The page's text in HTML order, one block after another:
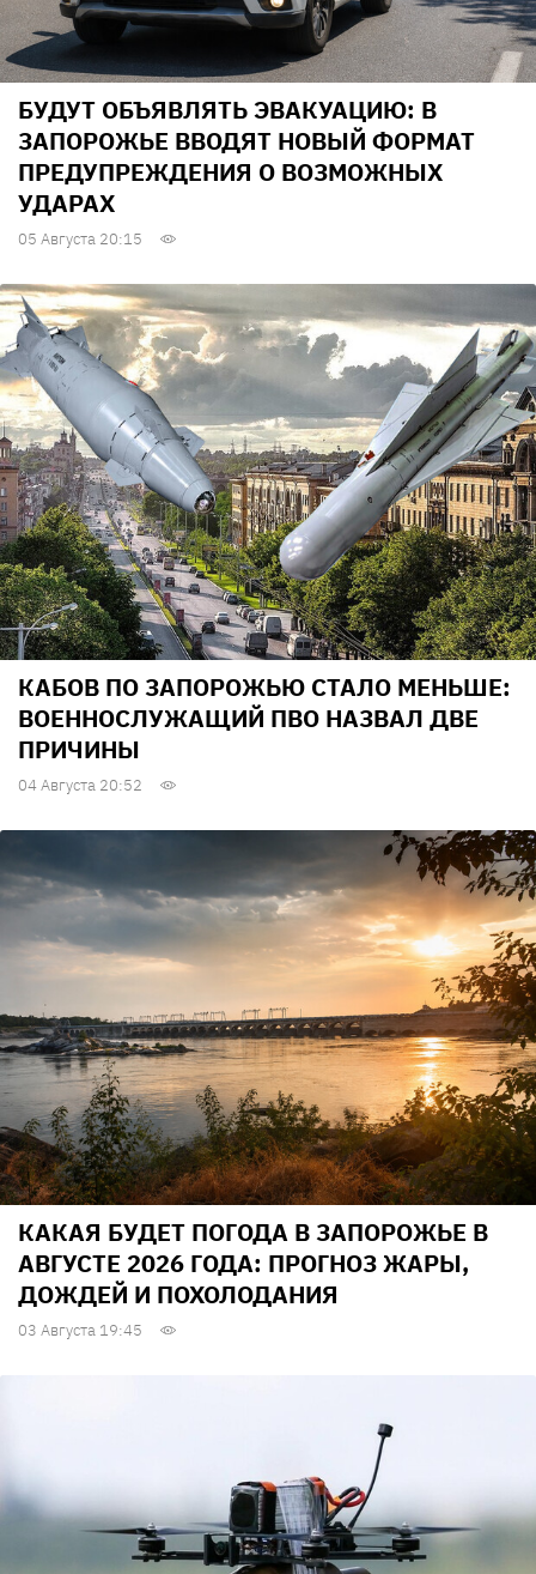
БУДУТ ОБЪЯВЛЯТЬ ЭВАКУАЦИЮ: В
ЗАПОРОЖЬЕ ВВОДЯТ НОВЫЙ ФОРМАТ
ПРЕДУПРЕЖДЕНИЯ О ВОЗМОЖНЫХ
УДАРАХ
05 Августа 20:15
КАБОВ ПО ЗАПОРОЖЬЮ СТАЛО МЕНЬШЕ:
ВОЕННОСЛУЖАЩИЙ ПВО НАЗВАЛ ДВЕ
ПРИЧИНЫ
04 Августа 20:52
КАКАЯ БУДЕТ ПОГОДА В ЗАПОРОЖЬЕ В
АВГУСТЕ 2026 ГОДА: ПРОГНОЗ ЖАРЫ,
ДОЖДЕЙ И ПОХОЛОДАНИЯ
03 Августа 19:45